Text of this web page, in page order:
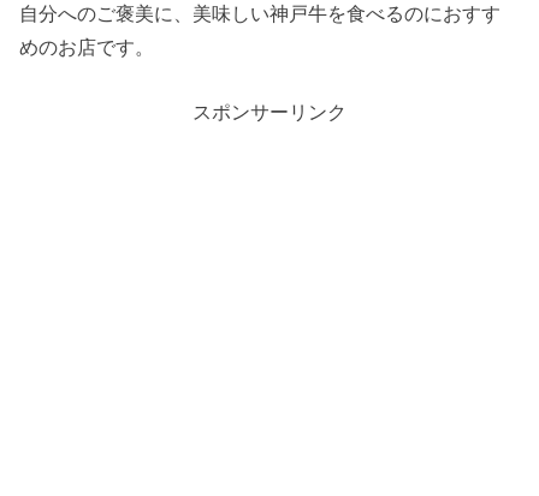
自分へのご褒美に、美味しい神戸牛を食べるのにおすす
めのお店です。
スポンサーリンク